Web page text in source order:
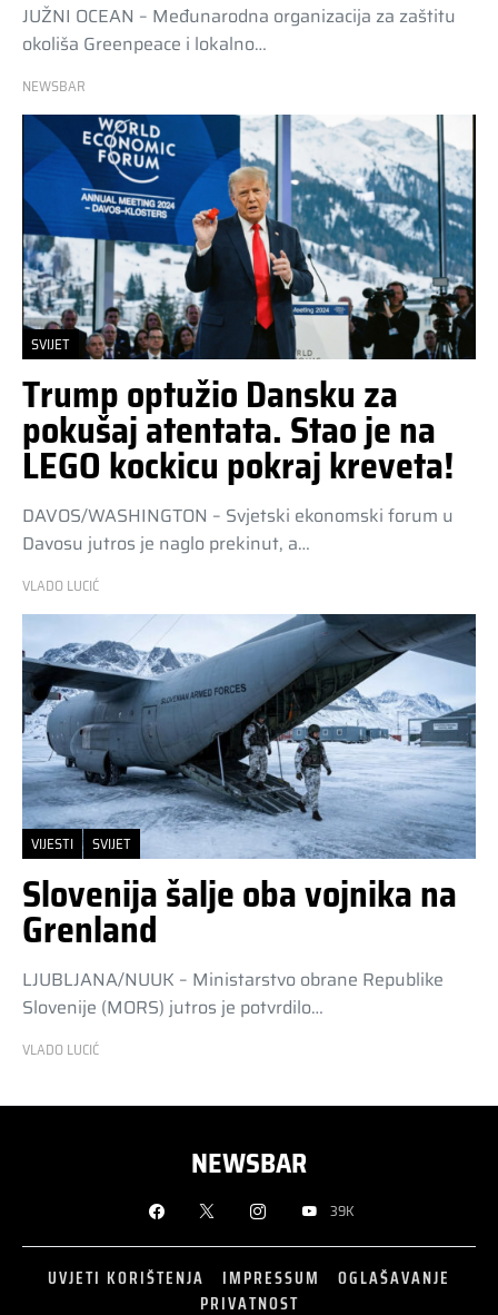
JUŽNI OCEAN – Međunarodna organizacija za zaštitu
okoliša Greenpeace i lokalno…
NEWSBAR
SVIJET
Trump optužio Dansku za
pokušaj atentata. Stao je na
LEGO kockicu pokraj kreveta!
DAVOS/WASHINGTON – Svjetski ekonomski forum u
Davosu jutros je naglo prekinut, a…
VLADO LUCIĆ
VIJESTI SVIJET
Slovenija šalje oba vojnika na
Grenland
LJUBLJANA/NUUK – Ministarstvo obrane Republike
Slovenije (MORS) jutros je potvrdilo…
VLADO LUCIĆ
NEWSBAR
39K
UVJETI KORIŠTENJA IMPRESSUM
OGLAŠAVANJE
PRIVATNOST